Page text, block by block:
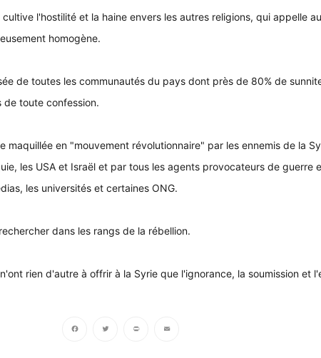
l'hostilité et la haine envers les autres religions, qui appelle
homogène.
de toutes les communautés du pays dont près de 80% de
de toute confession.
maquillée en "mouvement révolutionnaire" par les ennemis de la
les USA et Israël et par tous les agents provocateurs de guerre
les universités et certaines ONG.
dans les rangs de la rébellion.
rien d'autre à offrir à la Syrie que l'ignorance, la soumission et